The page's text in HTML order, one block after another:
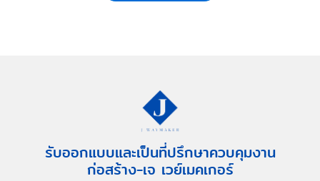
รับออกแบบและเป็นที่ปรึกษาควบคุมงาน
ก่อสร้าง-เจ เวย์เมคเกอร์